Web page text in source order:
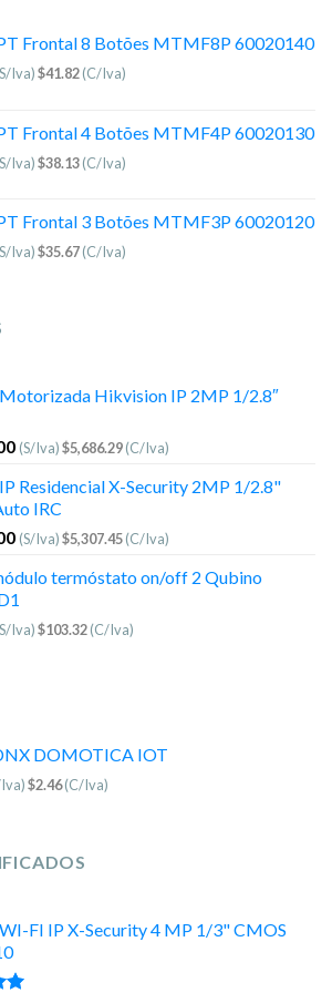
Frontal 8 Botões MTMF8P 60020140
Iva)$41.82(C/Iva)
Frontal 4 Botões MTMF4P 60020130
Iva)$38.13(C/Iva)
Frontal 3 Botões MTMF3P 60020120
Iva)$35.67(C/Iva)
Hikvision IP 2MP 1/2.8″
(S/Iva)$5,686.29(C/Iva)
Residencial X-Security 2MP 1/2.8"
IRC
(S/Iva)$5,307.45(C/Iva)
termóstato on/off 2 Qubino
Iva)$103.32(C/Iva)
DOMOTICA IOT
$2.46(C/Iva)
FI IP X-Security 4 MP 1/3" CMOS